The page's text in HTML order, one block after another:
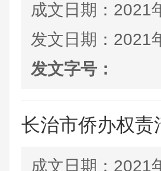
成文日期： 2021
发文日期： 2021
发文字号：
长治市侨办权责
成文日期： 2021